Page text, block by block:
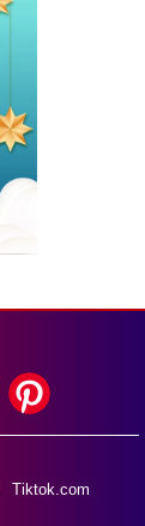
Tiktok.com